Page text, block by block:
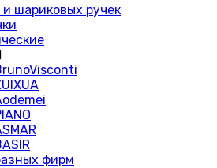
шариковых ручек
фирм